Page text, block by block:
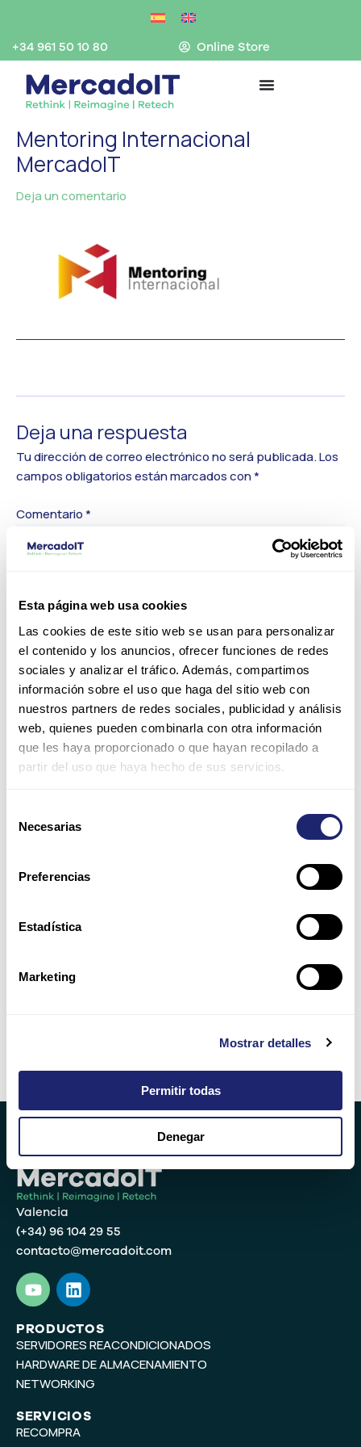
Esta página web usa cookies
Las cookies de este sitio web se usan para personalizar
el contenido y los anuncios, ofrecer funciones de redes
sociales y analizar el tráfico. Además, compartimos
información sobre el uso que haga del sitio web con
nuestros partners de redes sociales, publicidad y análisis
web, quienes pueden combinarla con otra información
que les haya proporcionado o que hayan recopilado a
partir del uso que haya hecho de sus servicios.
Necesarias
Preferencias
Estadística
Marketing
Mostrar detalles
Permitir todas
Denegar
contenido
+34 961 50 10 80 Online Store
Mentoring Internacional
MercadoIT
Deja un comentario
Deja una respuesta
Tu dirección de correo electrónico no será publicada.Los
campos obligatorios están marcados con*
Comentario*
Nombre*
Correo
Web
navegador para la próxima vez que comente.
Alternative:
Valencia
(+34) 96 104 29 55
contacto@mercadoit.com
Y
o
u
t
u
b
e
L
i
n
k
e
d
i
PRODUCTOS
SERVIDORES REACONDICIONADOS
HARDWARE DE ALMACENAMIENTO
NETWORKING
SERVICIOS
RECOMPRA